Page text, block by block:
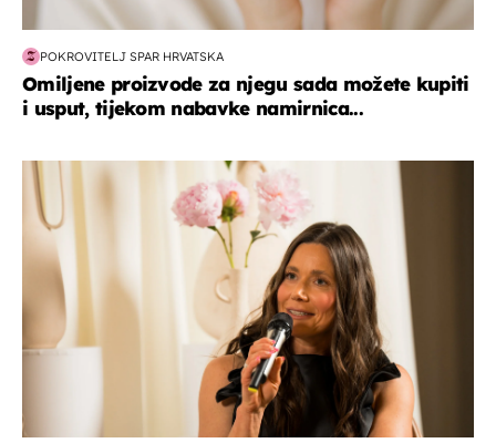
POKROVITELJ SPAR HRVATSKA
Omiljene proizvode za njegu sada možete kupiti
i usput, tijekom nabavke namirnica...
moda & ljepota